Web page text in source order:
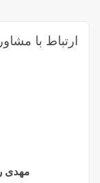
ارتباط با
مهدی